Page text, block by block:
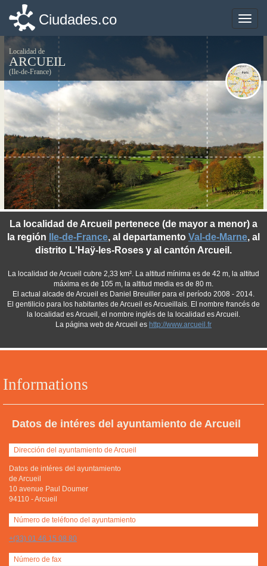
Toggle
Ciudades.co
Localidad de
ARCUEIL
(Ile-de-France)
Informations
Datos de intéres del ayuntamiento de Arcueil
Dirección del ayuntamiento de Arcueil
Datos de intéres del ayuntamiento
de Arcueil
10 avenue Paul Doumer
94110 -Arcueil
Número de teléfono del ayuntamiento
+(33) 01 46 15 08 80
Número de fax
La localidad de Arcueil pertenece (de mayor a menor) a
la región
Ile-de-France, al departamento Val-de-Marne, al
distrito L'Haÿ-les-Roses y al cantón Arcueil.
La localidad de Arcueil cubre 2,33 km². La altitud mínima es de 42 m, la altitud
máxima es de 105 m, la altitud media es de 80 m.
El actual alcade de Arcueil es Daniel Breuiller para el período 2008 - 2014.
El gentilicio para los habitantes de Arcueil es Arcueillais. El nombre francés de
la localidad es Arcueil, el nombre inglés de la localidad es Arcueil.
La página web de Arcueil es http://www.arcueil.fr
©photo-libre.fr
Toggle
Ciudades.co